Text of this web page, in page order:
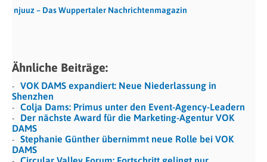
njuuz – Das Wuppertaler Nachrichtenmagazin
Ähnliche Beiträge:
VOK DAMS expandiert: Neue Niederlassung in
Shenzhen
Colja Dams: Primus unter den Event-Agency-Leadern
Der nächste Award für die Marketing-Agentur VOK
DAMS
Stephanie Günther übernimmt neue Rolle bei VOK
DAMS